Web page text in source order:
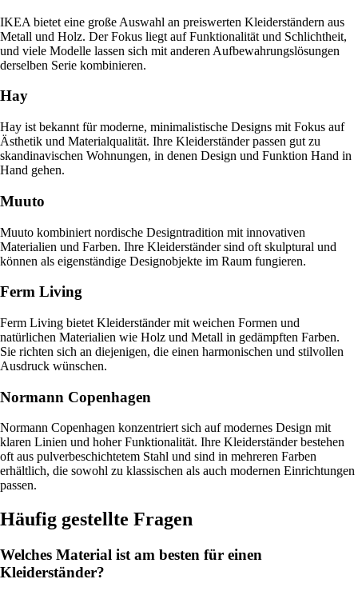
IKEA bietet eine große Auswahl an preiswerten Kleiderständern aus
Metall und Holz. Der Fokus liegt auf Funktionalität und Schlichtheit,
und viele Modelle lassen sich mit anderen Aufbewahrungslösungen
derselben Serie kombinieren.
Hay
Hay ist bekannt für moderne, minimalistische Designs mit Fokus auf
Ästhetik und Materialqualität. Ihre Kleiderständer passen gut zu
skandinavischen Wohnungen, in denen Design und Funktion Hand in
Hand gehen.
Muuto
Muuto kombiniert nordische Designtradition mit innovativen
Materialien und Farben. Ihre Kleiderständer sind oft skulptural und
können als eigenständige Designobjekte im Raum fungieren.
Ferm Living
Ferm Living bietet Kleiderständer mit weichen Formen und
natürlichen Materialien wie Holz und Metall in gedämpften Farben.
Sie richten sich an diejenigen, die einen harmonischen und stilvollen
Ausdruck wünschen.
Normann Copenhagen
Normann Copenhagen konzentriert sich auf modernes Design mit
klaren Linien und hoher Funktionalität. Ihre Kleiderständer bestehen
oft aus pulverbeschichtetem Stahl und sind in mehreren Farben
erhältlich, die sowohl zu klassischen als auch modernen Einrichtungen
passen.
Häufig gestellte Fragen
Welches Material ist am besten für einen
Kleiderständer?